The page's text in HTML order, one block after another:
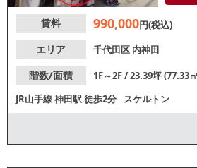
合わせ
賃料 990,000円(税込)
エリア
千代田区 内神田
階数/面積
1F～2F / 23.39坪 (77.33
JR山手線神田駅徒歩2分 スケルトン